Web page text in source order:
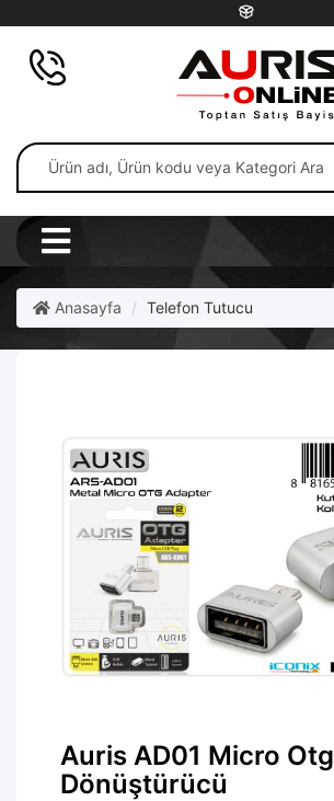
Anasayfa Telefon Tutucu
Auris AD01 Micro Otg
Dönüştürücü